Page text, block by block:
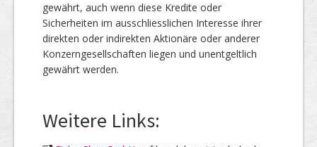
gewährt, auch wenn diese Kredite oder
Sicherheiten im ausschliesslichen Interesse ihrer
direkten oder indirekten Aktionäre oder anderer
Konzerngesellschaften liegen und unentgeltlich
gewährt werden.
Weitere Links: